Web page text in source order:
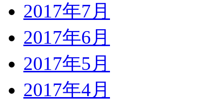
2017年7月
2017年6月
2017年5月
2017年4月